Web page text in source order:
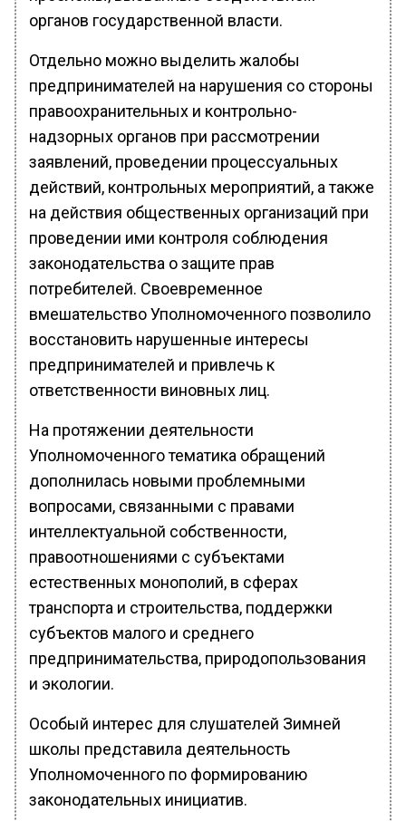
органов государственной власти.
Отдельно можно выделить жалобы
предпринимателей на нарушения со стороны
правоохранительных и контрольно-
надзорных органов при рассмотрении
заявлений, проведении процессуальных
действий, контрольных мероприятий, а также
на действия общественных организаций при
проведении ими контроля соблюдения
законодательства о защите прав
потребителей. Своевременное
вмешательство Уполномоченного позволило
восстановить нарушенные интересы
предпринимателей и привлечь к
ответственности виновных лиц.
На протяжении деятельности
Уполномоченного тематика обращений
дополнилась новыми проблемными
вопросами, связанными с правами
интеллектуальной собственности,
правоотношениями с субъектами
естественных монополий, в сферах
транспорта и строительства, поддержки
субъектов малого и среднего
предпринимательства, природопользования
и экологии.
Особый интерес для слушателей Зимней
школы представила деятельность
Уполномоченного по формированию
законодательных инициатив.